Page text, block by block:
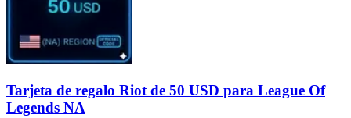
Tarjeta de regalo Riot de 50 USD para League Of
Legends NA